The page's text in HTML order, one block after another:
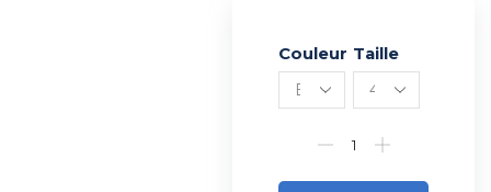
Couleur Taille
Alternative: